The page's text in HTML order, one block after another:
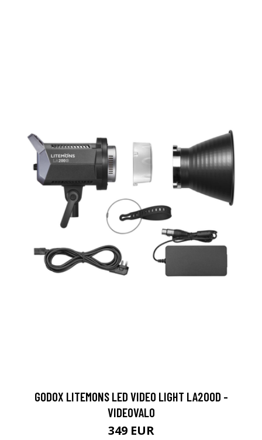
GODOX LITEMONS LED VIDEO LIGHT LA200D -
VIDEOVALO
349 EUR